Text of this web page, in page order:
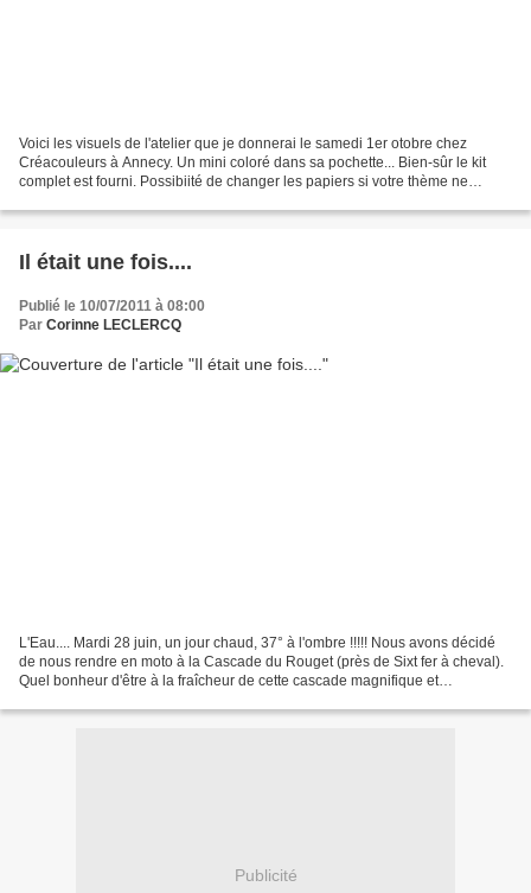
Voici les visuels de l'atelier que je donnerai le samedi 1er otobre chez
Créacouleurs à Annecy. Un mini coloré dans sa pochette... Bien-sûr le kit
complet est fourni. Possibiité de changer les papiers si votre thème ne
Il était une fois....
Publié le 10/07/2011 à 08:00
Par Corinne LECLERCQ
L'Eau.... Mardi 28 juin, un jour chaud, 37° à l'ombre !!!!! Nous avons décidé
de nous rendre en moto à la Cascade du Rouget (près de Sixt fer à cheval).
Quel bonheur d'être à la fraîcheur de cette cascade magnifique et
Publicité